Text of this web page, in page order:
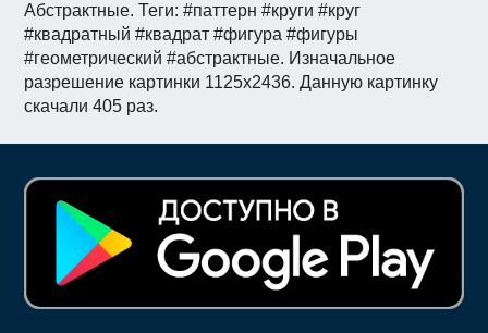
Абстрактные. Теги: #паттерн #круги #круг
#квадратный #квадрат #фигура #фигуры
#геометрический #абстрактные. Изначальное
разрешение картинки 1125x2436. Данную картинку
скачали 405 раз.